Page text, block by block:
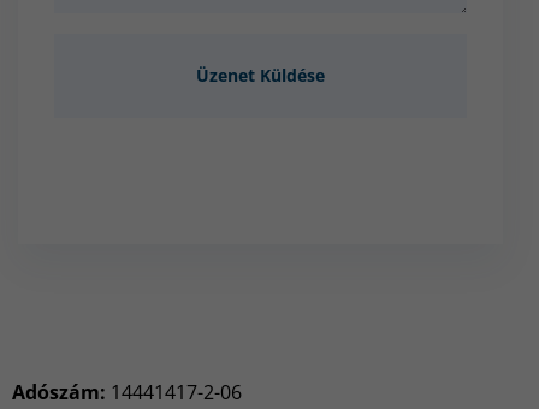
Adószám: 14441417-2-06